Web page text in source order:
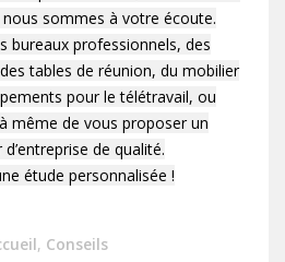
sommes à votre écoute.
bureaux professionnels, des
tables de réunion, du mobilier
pour le télétravail, ou
même de vous proposer un
de qualité.
étude personnalisée !
, Conseils